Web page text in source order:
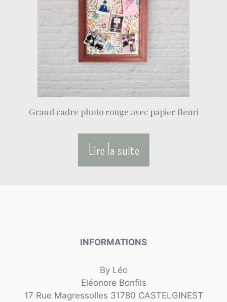
Grand cadre photo rouge avec papier fleuri
Lire la suite
INFORMATIONS
By Léo
Eléonore Bonfils
17 Rue Magressolles 31780 CASTELGINEST